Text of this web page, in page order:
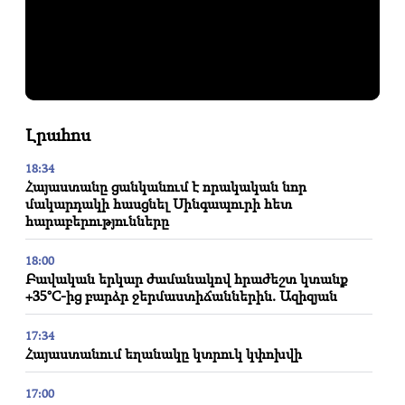
Լրահոս
18:34
Հայաստանը ցանկանում է որակական նոր
մակարդակի հասցնել Սինգապուրի հետ
հարաբերությունները
18:00
Բավական երկար ժամանակով հրաժեշտ կտանք
+35°C-ից բարձր ջերմաստիճաններին. Ազիզյան
17:34
Հայաստանում եղանակը կտրուկ կփոխվի
17:00